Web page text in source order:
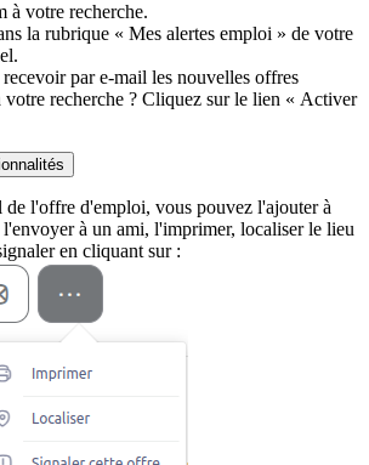
à votre recherche.
la rubrique « Mes alertes emploi » de votre
par e-mail les nouvelles offres
votre recherche ? Cliquez sur le lien « Activer
de l'offre d'emploi, vous pouvez l'ajouter à
à un ami, l'imprimer, localiser le lieu
en cliquant sur :